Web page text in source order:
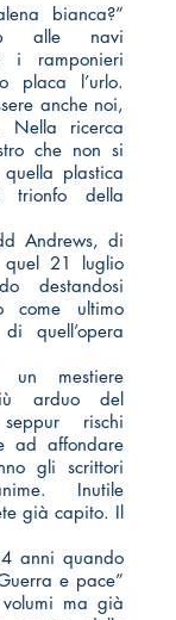
bianca?”
alle navi
i ramponieri
placa l’urlo.
anche noi,
Nella ricerca
che non si
plastica
trionfo della
Andrews, di
21 luglio
destandosi
come ultimo
quell’opera
mestiere
arduo del
rischi
ad affondare
gli scrittori
Inutile
già capito. Il
anni quando
e pace”
ma già